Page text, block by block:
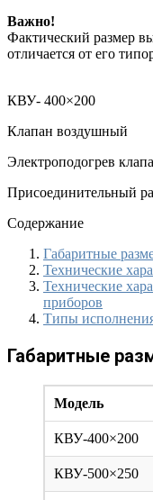
Важно!
Фактический размер
отличается от его
КВУ- 400×200
Клапан воздушный
Электроподогрев
Присоединительный
Содержание
Габаритные
Технические
Технические
приборов
Типы
Габаритные
Модель
КВУ-400×200
КВУ-500×250